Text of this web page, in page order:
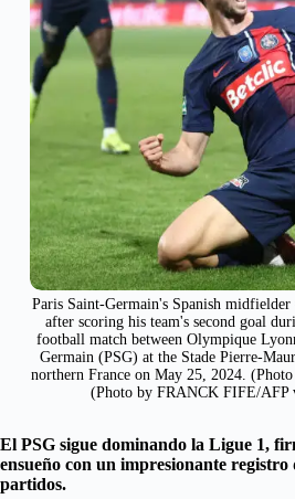
Paris Saint-Germain's Spanish midfielder
after scoring his team's second goal
football match between Olympique
Germain (PSG) at the Stade Pierre-
northern France on May 25, 2024.
(Photo by FRANCK FIFE/AFP
El PSG sigue dominando la Ligue 1,
ensueño con un impresionante registro
partidos.